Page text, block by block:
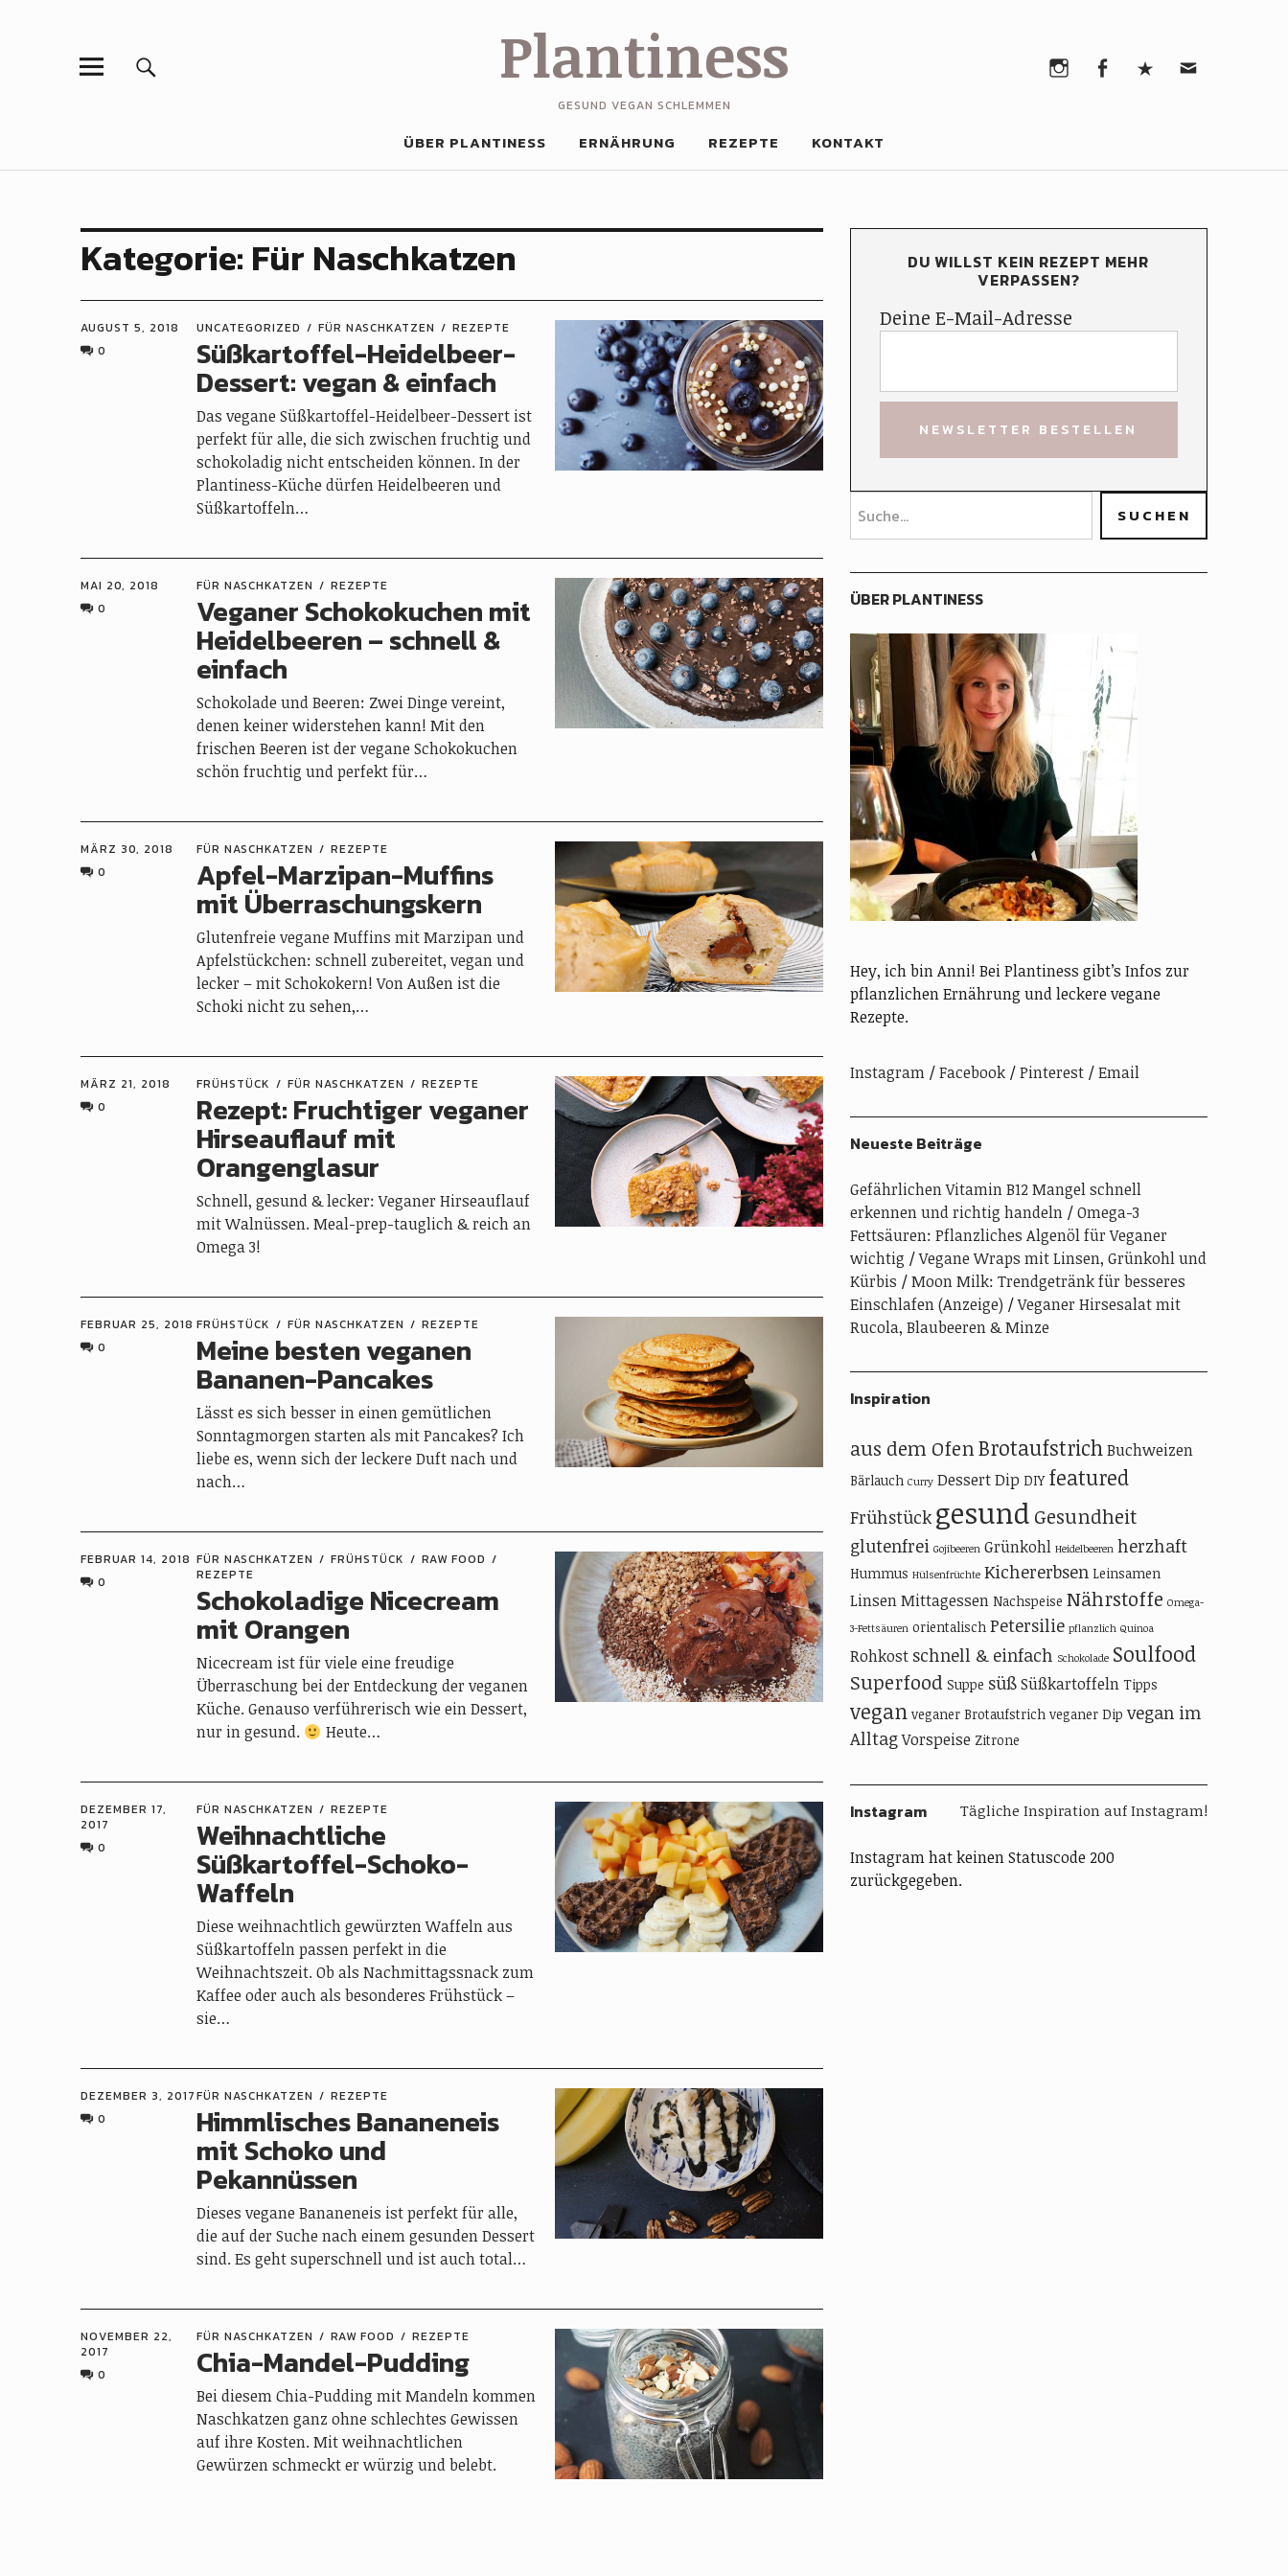
Plantiness
GESUND VEGAN SCHLEMMEN
ÜBER PLANTINESS ERNÄHRUNG REZEPTE KONTAKT
Kategorie: Für Naschkatzen
AUGUST 5, 2018
0
UNCATEGORIZED FÜR NASCHKATZEN REZEPTE
Süßkartoffel-Heidelbeer-
Dessert: vegan & einfach
Das vegane Süßkartoffel-Heidelbeer-Dessert ist
perfekt für alle, die sich zwischen fruchtig und
schokoladig nicht entscheiden können. In der
Plantiness-Küche dürfen Heidelbeeren und
Süßkartoffeln…
MAI 20, 2018
0
FÜR NASCHKATZEN REZEPTE
Veganer Schokokuchen mit
Heidelbeeren – schnell &
einfach
Schokolade und Beeren: Zwei Dinge vereint,
denen keiner widerstehen kann! Mit den
frischen Beeren ist der vegane Schokokuchen
schön fruchtig und perfekt für…
MÄRZ 30, 2018
0
FÜR NASCHKATZEN REZEPTE
Apfel-Marzipan-Muffins
mit Überraschungskern
Glutenfreie vegane Muffins mit Marzipan und
Apfelstückchen: schnell zubereitet, vegan und
lecker – mit Schokokern! Von Außen ist die
Schoki nicht zu sehen,…
MÄRZ 21, 2018
0
FRÜHSTÜCK FÜR NASCHKATZEN REZEPTE
Rezept: Fruchtiger veganer
Hirseauflauf mit
Orangenglasur
Schnell, gesund & lecker: Veganer Hirseauflauf
mit Walnüssen. Meal-prep-tauglich & reich an
Omega 3!
FEBRUAR 25, 2018
0
FRÜHSTÜCK FÜR NASCHKATZEN REZEPTE
Meine besten veganen
Bananen-Pancakes
Lässt es sich besser in einen gemütlichen
Sonntagmorgen starten als mit Pancakes? Ich
liebe es, wenn sich der leckere Duft nach und
nach…
FEBRUAR 14, 2018
0
FÜR NASCHKATZEN FRÜHSTÜCK
RAW FOOD
REZEPTE
Schokoladige Nicecream
mit Orangen
Nicecream ist für viele eine freudige
Überraschung bei der Entdeckung der veganen
Küche. Genauso verführerisch wie ein Dessert,
nur in gesund.
Heute…
DEZEMBER 17,
2017
0
FÜR NASCHKATZEN REZEPTE
Weihnachtliche
Süßkartoffel-Schoko-
Waffeln
Diese weihnachtlich gewürzten Waffeln aus
Süßkartoffeln passen perfekt in die
Weihnachtszeit. Ob als Nachmittagssnack zum
Kaffee oder auch als besonderes Frühstück –
sie…
DEZEMBER 3, 2017
0
FÜR NASCHKATZEN REZEPTE
Himmlisches Bananeneis
mit Schoko und
Pekannüssen
Dieses vegane Bananeneis ist perfekt für alle,
die auf der Suche nach einem gesunden Dessert
sind. Es geht superschnell und ist auch total…
NOVEMBER 22,
2017
0
FÜR NASCHKATZEN RAW FOOD REZEPTE
Chia-Mandel-Pudding
Bei diesem Chia-Pudding mit Mandeln kommen
Naschkatzen ganz ohne schlechtes Gewissen
auf ihre Kosten. Mit weihnachtlichen
Gewürzen schmeckt er würzig und belebt.
DU WILLST KEIN REZEPT MEHR
VERPASSEN?
Deine E-Mail-Adresse
ÜBER PLANTINESS
Hey, ich bin Anni! Bei Plantiness gibt’s Infos zur
pflanzlichen Ernährung und leckere vegane
Rezepte.
Instagram Facebook Pinterest Email
Neueste Beiträge
Gefährlichen Vitamin B12 Mangel schnell
erkennen und richtig handeln
Omega-3
Fettsäuren: Pflanzliches Algenöl für Veganer
wichtig
Vegane Wraps mit Linsen, Grünkohl und
Kürbis
Moon Milk: Trendgetränk für besseres
Einschlafen (Anzeige)
Veganer Hirsesalat mit
Rucola, Blaubeeren & Minze
Inspiration
aus dem OfenBrotaufstrichBuchweizen
Bärlauch Curry DessertDip DIY featured
Frühstück gesund Gesundheit
glutenfrei Gojibeeren Grünkohl Heidelbeeren herzhaft
Hummus Hülsenfrüchte Kichererbsen Leinsamen
LinsenMittagessen Nachspeise Nährstoffe Omega-
3-Fettsäuren orientalisch Petersilie pflanzlich Quinoa
Rohkost schnell & einfach Schokolade Soulfood
Superfood Suppe süßSüßkartoffeln Tipps
vegan veganer Brotaufstrich veganer Dip vegan im
AlltagVorspeise Zitrone
Instagram
Instagram hat keinen Statuscode 200
zurückgegeben.
Tägliche Inspiration auf Instagram!